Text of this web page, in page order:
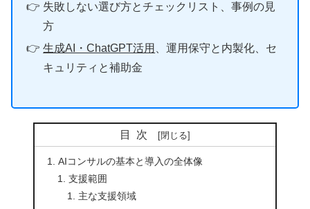
失敗しない選び方とチェックリスト、事例の見
方
生成AI・ChatGPT活用
、運用保守と内製化、セ
キュリティと補助金
目次
AIコンサルの基本と導入の全体像
支援範囲
主な支援領域